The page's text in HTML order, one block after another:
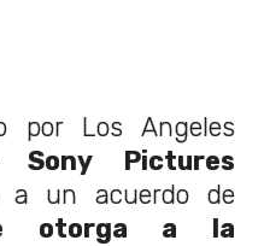
por Los Angeles
Pictures
a un acuerdo de
otorga a la